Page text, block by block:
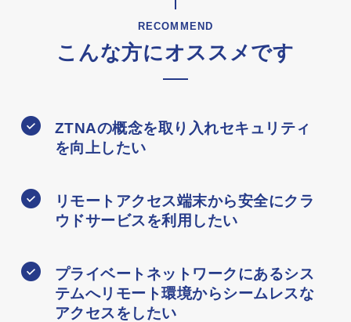
RECOMMEND
こんな方にオススメです
ZTNAの概念を取り入れセキュリティ
を向上したい
リモートアクセス端末から安全にクラ
ウドサービスを利用したい
プライベートネットワークにあるシス
テムへリモート環境からシームレスな
アクセスをしたい